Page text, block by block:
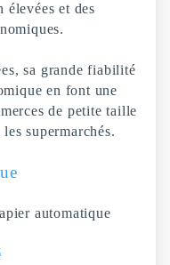
élevées et des
sa grande fiabilité
en font une
de petite taille
supermarchés.
automatique